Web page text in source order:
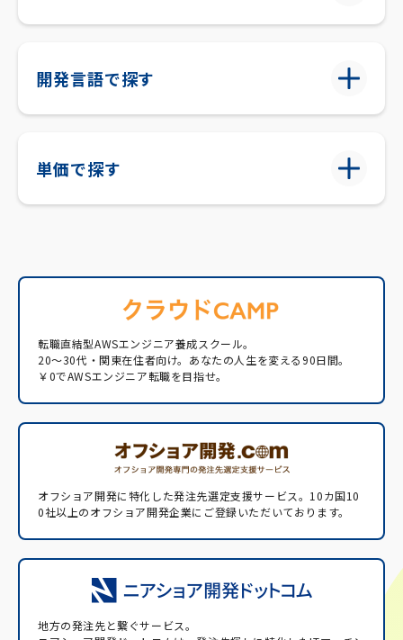
開発言語で探す
単価で探す
転職直結型AWSエンジニア養成スクール。
20〜30代・関東在住者向け。あなたの人生を変える90日間。
￥0でAWSエンジニア転職を目指せ。
オフショア開発に特化した発注先選定支援サービス。 10カ国10
0社以上のオフショア開発企業にご登録いただいております。
地方の発注先と繋ぐサービス。